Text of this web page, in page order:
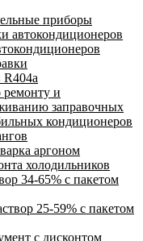
приборы
автокондиционеров
R404a
и
заправочных
кондиционеров
аргоном
холодильников
34-65% с пакетом
25-59% с пакетом
с дисконтом